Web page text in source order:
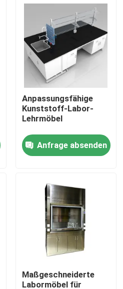
Anpassungsfähige
Kunststoff-Labor-
Lehrmöbel
Anfrage absenden
Maßgeschneiderte
Labormöbel für